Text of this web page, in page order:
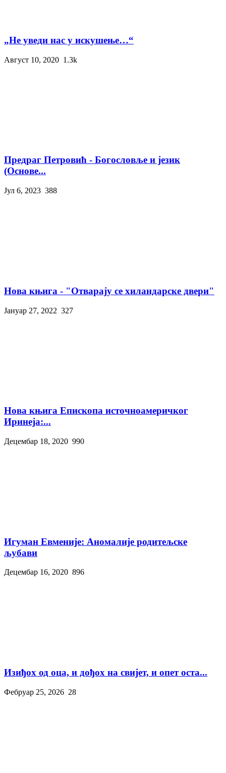
„Не уведи нас у искушење…“
Август 10, 2020 1.3k
Предраг Петровић - Богословље и језик
(Основе...
Јул 6, 2023 388
Нова књига - "Отварају се хиландарске двери"
Јануар 27, 2022 327
Нова књига Епископа источноамеричког
Иринеја:...
Децембар 18, 2020 990
Игуман Евменије: Аномалије родитељске
љубави
Децембар 16, 2020 896
Изиђох од оца, и дођох на свијет, и опет оста...
Фебруар 25, 2026 28